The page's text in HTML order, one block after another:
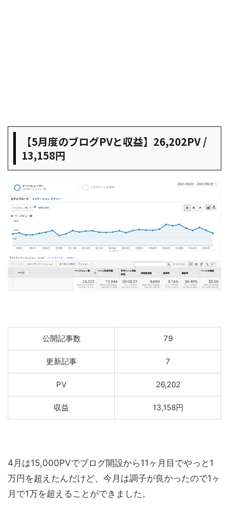
【5月度のブログPVと収益】26,202PV /
13,158円
公開記事数 79
更新記事 7
PV 26,202
収益 13,158円
4月は15,000PVでブログ開設から11ヶ月目でやっと1
万円を超えたんだけど、今月は調子が良かったので1ヶ
月で1万を超えることができました。